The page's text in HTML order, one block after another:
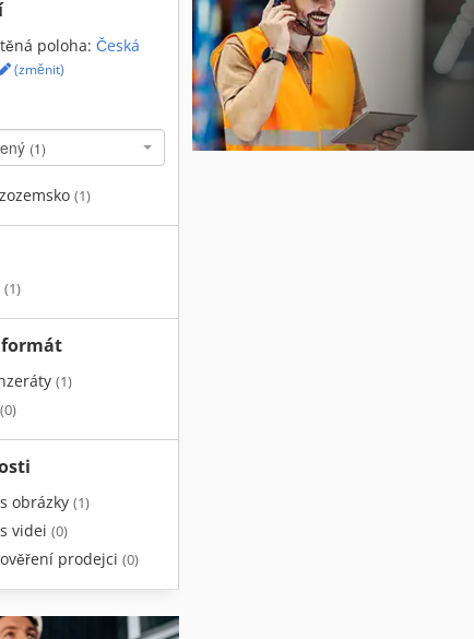
poloha: Česká
(změnit)
(1)
(1)
(1)
(1)
(0)
obrázky (1)
videi (0)
prodejci (0)